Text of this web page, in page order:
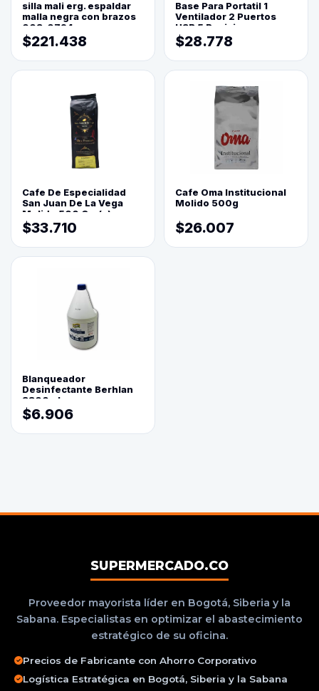
silla mali erg. espaldar
malla negra con brazos
003-0794
$221.438
Base Para Portatil 1
Ventilador 2 Puertos
USB 5 Posiciones
$28.778
Cafe De Especialidad
San Juan De La Vega
Molido 500 Grs(=)
$33.710
Cafe Oma Institucional
Molido 500g
$26.007
Blanqueador
Desinfectante Berhlan
3800ml
$6.906
SUPERMERCADO.CO
Proveedor mayorista líder en Bogotá, Siberia y la
Sabana. Especialistas en optimizar el abastecimiento
estratégico de su oficina.
Precios de Fabricante con Ahorro Corporativo
Logística Estratégica en Bogotá, Siberia y la Sabana